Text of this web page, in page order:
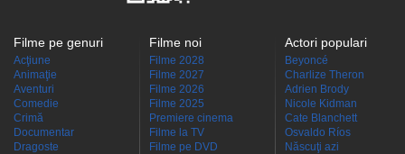
Filme pe genuri
Acţiune
Animaţie
Aventuri
Comedie
Crimă
Documentar
Dragoste
Filme noi
Filme 2028
Filme 2027
Filme 2026
Filme 2025
Premiere cinema
Filme la TV
Filme pe DVD
Actori populari
Beyoncé
Charlize Theron
Adrien Brody
Nicole Kidman
Cate Blanchett
Osvaldo Ríos
Născuţi azi